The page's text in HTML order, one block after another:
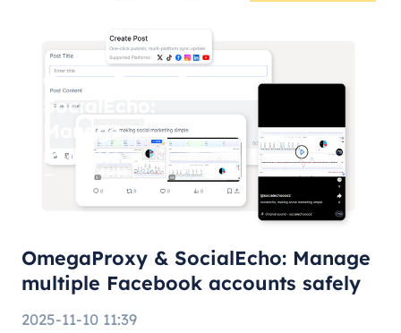
OmegaProxy &
SocialEcho:
Manage
multiple
Facebook
accounts
OmegaProxy & SocialEcho: Manage
multiple Facebook accounts safely
2025-11-10 11:39